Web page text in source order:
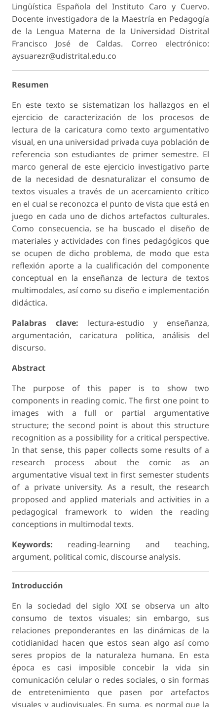
Lingüística Española del Instituto Caro y Cuervo.
Docente investigadora de la Maestría en Pedagogía
de la Lengua Materna de la Universidad Distrital
Francisco José de Caldas. Correo electrónico:
aysuarezr@udistrital.edu.co
Resumen
En este texto se sistematizan los hallazgos en el
ejercicio de caracterización de los procesos de
lectura de la caricatura como texto argumentativo
visual, en una universidad privada cuya población de
referencia son estudiantes de primer semestre. El
marco general de este ejercicio investigativo parte
de la necesidad de desnaturalizar el consumo de
textos visuales a través de un acercamiento crítico
en el cual se reconozca el punto de vista que está en
juego en cada uno de dichos artefactos culturales.
Como consecuencia, se ha buscado el diseño de
materiales y actividades con fines pedagógicos que
se ocupen de dicho problema, de modo que esta
reflexión aporte a la cualificación del componente
conceptual en la enseñanza de lectura de textos
multimodales, así como su diseño e implementación
didáctica.
Palabras clave: lectura-estudio y enseñanza,
argumentación, caricatura política, análisis del
discurso.
Abstract
The purpose of this paper is to show two
components in reading comic. The first one point to
images with a full or partial argumentative
structure; the second point is about this structure
recognition as a possibility for a critical perspective.
In that sense, this paper collects some results of a
research process about the comic as an
argumentative visual text in first semester students
of a private university. As a result, the research
proposed and applied materials and activities in a
pedagogical framework to widen the reading
conceptions in multimodal texts.
Keywords: reading-learning and teaching,
argument, political comic, discourse analysis.
Introducción
En la sociedad del siglo XXI se observa un alto
consumo de textos visuales; sin embargo, sus
relaciones preponderantes en las dinámicas de la
cotidianidad hacen que estos sean algo así como
seres propios de la naturaleza humana. En esta
época es casi imposible concebir la vida sin
comunicación celular o redes sociales, o sin formas
de entretenimiento que pasen por artefactos
visuales y audiovisuales. En suma, es normal que la